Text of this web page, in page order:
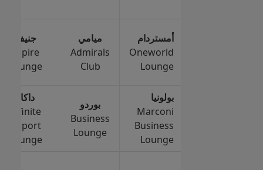
أمستردام
Oneworld
Lounge
ميامي
Admirals
Club
جنيف
Aspire
Lounge
بولونيا
Marconi
Business
Lounge
بوردو
Business
Lounge
داكار
Infinite
Airport
Lounge